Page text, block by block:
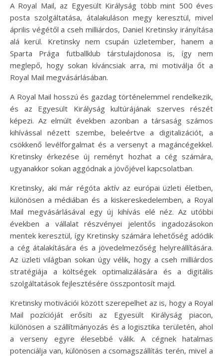
A Royal Mail, az Egyesült Királyság több mint 500 éves
posta szolgáltatása, átalakuláson megy keresztül, mivel
április végétől a cseh milliárdos, Daniel Kretinsky irányítása
alá kerül. Kretinsky nem csupán üzletember, hanem a
Sparta Prága futballklub társtulajdonosa is, így nem
meglepő, hogy sokan kíváncsiak arra, mi motiválja őt a
Royal Mail megvásárlásában.
A Royal Mail hosszú és gazdag történelemmel rendelkezik,
és az Egyesült Királyság kultúrájának szerves részét
képezi. Az elmúlt években azonban a társaság számos
kihívással nézett szembe, beleértve a digitalizációt, a
csökkenő levélforgalmat és a versenyt a magáncégekkel.
Kretinsky érkezése új reményt hozhat a cég számára,
ugyanakkor sokan aggódnak a jövőjével kapcsolatban.
Kretinsky, aki már régóta aktív az európai üzleti életben,
különösen a médiában és a kiskereskedelemben, a Royal
Mail megvásárlásával egy új kihívás elé néz. Az utóbbi
években a vállalat részvényei jelentős ingadozásokon
mentek keresztül, így Kretinsky számára lehetőség adódik
a cég átalakítására és a jövedelmezőség helyreállítására.
Az üzleti világban sokan úgy vélik, hogy a cseh milliárdos
stratégiája a költségek optimalizálására és a digitális
szolgáltatások fejlesztésére összpontosít majd.
Kretinsky motivációi között szerepelhet az is, hogy a Royal
Mail pozícióját erősíti az Egyesült Királyság piacon,
különösen a szállítmányozás és a logisztika területén, ahol
a verseny egyre élesebbé válik. A cégnek hatalmas
potenciálja van, különösen a csomagszállítás terén, mivel a